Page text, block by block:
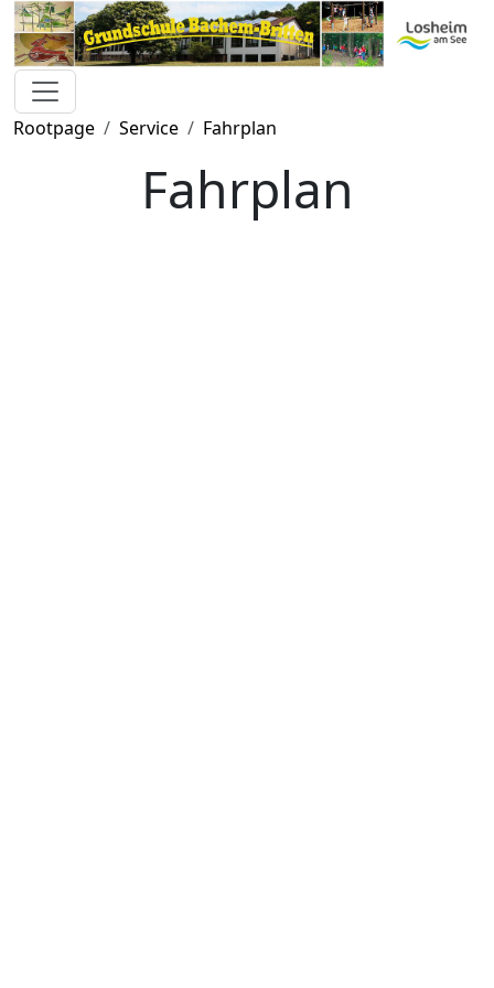
Rootpage Service Fahrplan
Fahrplan